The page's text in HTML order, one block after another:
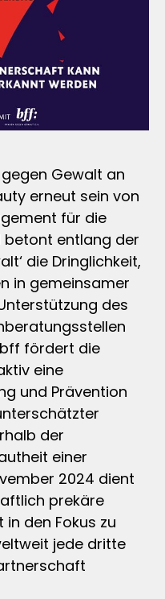
Gewalt an
erneut sein von
für die
betont entlang der
die Dringlichkeit,
in gemeinsamer
des
bff fördert die
eine
und Prävention
der
einer
2024 dient
prekäre
den Fokus zu
jede dritte